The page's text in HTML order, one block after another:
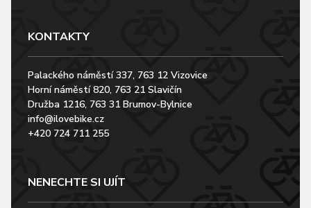
KONTAKTY
Palackého náměstí 337, 763 12 Vizovice
Horní náměstí 820, 763 21 Slavičín
Družba 1216, 763 31 Brumov-Bylnice
info@ilovebike.cz
+420 724 711 255
NENECHTE SI UJÍT